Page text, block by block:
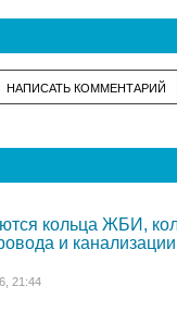
НАПИСАТЬ КОММЕНТАРИЙ
кольца ЖБИ,
и
21:44